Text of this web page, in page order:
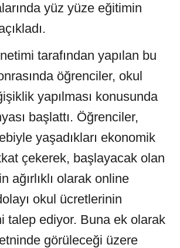
yüz yüze eğitimin
tarafından yapılan bu
öğrenciler, okul
yapılması konusunda
başlattı. Öğrenciler,
yaşadıkları ekonomik
çekerek, başlayacak olan
ağırlıklı olarak online
okul ücretlerinin
talep ediyor. Buna ek olarak
görüleceği üzere